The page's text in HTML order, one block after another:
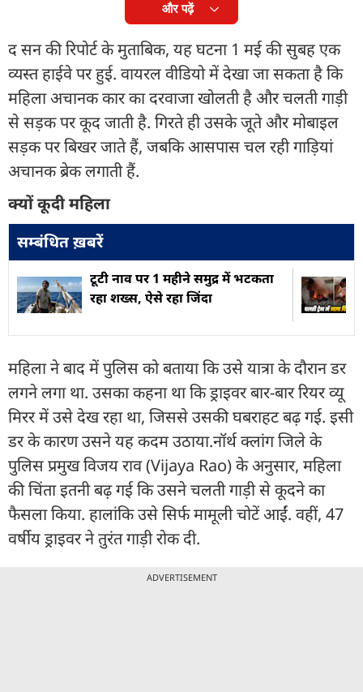
और पढ़ें
द सन की रिपोर्ट के मुताबिक, यह घटना 1 मई की सुबह एक
व्यस्त हाईवे पर हुई. वायरल वीडियो में देखा जा सकता है कि
महिला अचानक कार का दरवाजा खोलती है और चलती गाड़ी
से सड़क पर कूद जाती है. गिरते ही उसके जूते और मोबाइल
सड़क पर बिखर जाते हैं, जबकि आसपास चल रही गाड़ियां
अचानक ब्रेक लगाती हैं.
क्यों कूदी महिला
सम्बंधित ख़बरें
टूटी नाव पर 1 महीने समुद्र में भटकता
रहा शख्स, ऐसे रहा जिंदा
महिला ने बाद में पुलिस को बताया कि उसे यात्रा के दौरान डर
लगने लगा था. उसका कहना था कि ड्राइवर बार-बार रियर व्यू
मिरर में उसे देख रहा था, जिससे उसकी घबराहट बढ़ गई. इसी
डर के कारण उसने यह कदम उठाया.नॉर्थ क्लांग जिले के
पुलिस प्रमुख विजय राव (Vijaya Rao) के अनुसार, महिला
की चिंता इतनी बढ़ गई कि उसने चलती गाड़ी से कूदने का
फैसला किया. हालांकि उसे सिर्फ मामूली चोटें आईं. वहीं, 47
वर्षीय ड्राइवर ने तुरंत गाड़ी रोक दी.
ADVERTISEMENT